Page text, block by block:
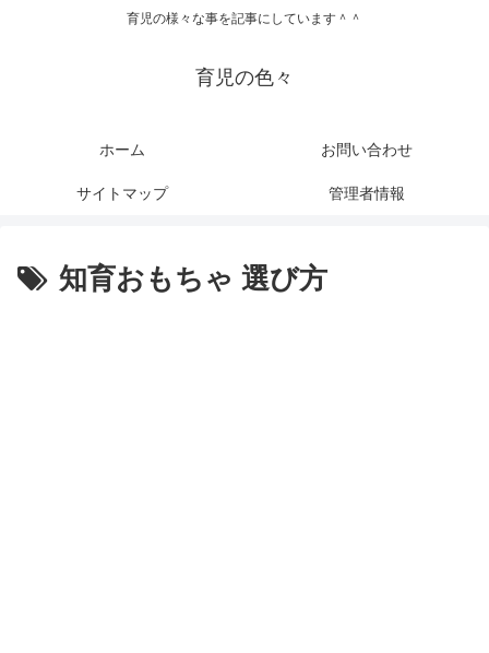
育児の様々な事を記事にしています＾＾
育児の色々
ホーム お問い合わせ
サイトマップ 管理者情報
知育おもちゃ 選び方